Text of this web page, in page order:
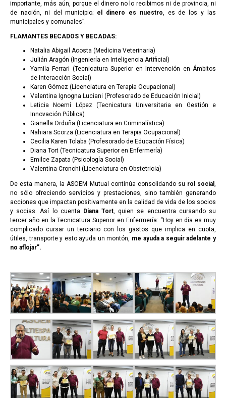
importante, más aún, porque el dinero no lo recibimos ni de provincia, ni
de nación, ni del municipio; el dinero es nuestro, es de los y las
municipales y comunales”.
FLAMANTES BECADOS Y BECADAS:
Natalia Abigail Acosta (Medicina Veterinaria)
Julián Aragón (Ingeniería en Inteligencia Artificial)
Yamila Ferrari (Tecnicatura Superior en Intervención en Ámbitos
de Interacción Social)
Karen Gómez (Licenciatura en Terapia Ocupacional)
Valentina Ignogna Luciani (Profesorado de Educación Inicial)
Leticia Noemí López (Tecnicatura Universitaria en Gestión e
Innovación Pública)
Gianella Orduña (Licenciatura en Criminalística)
Nahiara Scorza (Licenciatura en Terapia Ocupacional)
Cecilia Karen Tolaba (Profesorado de Educación Física)
Diana Tort (Tecnicatura Superior en Enfermería)
Emilce Zapata (Psicología Social)
Valentina Cronchi (Licenciatura en Obstetricia)
De esta manera, la ASOEM Mutual continúa consolidando su rol social,
no sólo ofreciendo servicios y prestaciones, sino también generando
acciones que impactan positivamente en la calidad de vida de los socios
y socias. Así lo cuenta Diana Tort, quien se encuentra cursando su
tercer año en la Tecnicatura Superior en Enfermería: “Hoy en día es muy
complicado cursar un terciario con los gastos que implica en cuota,
útiles, transporte y esto ayuda un montón, me ayuda a seguir adelante y
no aflojar”.